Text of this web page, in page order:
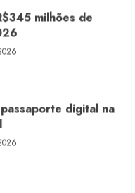
digital na
franquia com